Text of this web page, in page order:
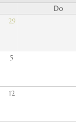
Do
29
5
12